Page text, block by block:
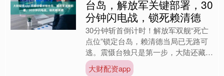
台岛，解放军关键部署，30
分钟闪电战，锁死赖清德
30分钟斩首倒计时！解放军双舰“死亡
点位”锁定台岛，赖清德当局已无路可
逃。震慑台独只是第一步，大陆还藏着
更强硬的深层布局。 赖清德 日前，台
外事部门负责人林佳龙....
大财配资app